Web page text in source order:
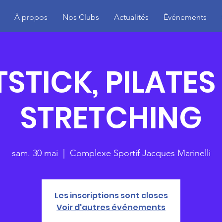
À propos Nos Clubs Actualités Événements
PILATES
STRETCHING
sam. 30 mai Complexe Sportif Jacques Marinelli
Les inscriptions sont closes
Voir d'autres événements